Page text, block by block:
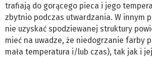
trafiają do gorącego pieca i jego
zbytnio podczas utwardzania. W innym
nie uzyskać spodziewanej struktury
mieć na uwadze, że niedogrzanie farby
mała temperatura i/lub czas), tak jak i